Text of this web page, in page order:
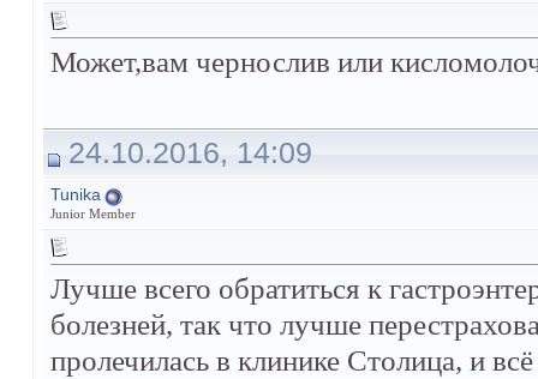
Может,вам чернослив или
24.10.2016, 14:09
Tunika
Junior Member
Лучше всего обратиться к
болезней, так что лучше
пролечилась в клинике Столица, и